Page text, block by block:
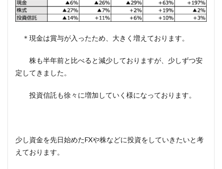
＊現金は賞与が入ったため、大きく増えております。
株も半年前と比べると減少しておりますが、少しずつ安
定してきました。
投資信託も徐々に増加していく様になっております。
少し資金を先日始めたFXや株などに投資をしていきたいと考
えております。